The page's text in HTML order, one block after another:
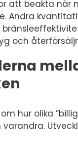
att beakta när
Andra
och
hur olika
varandra.